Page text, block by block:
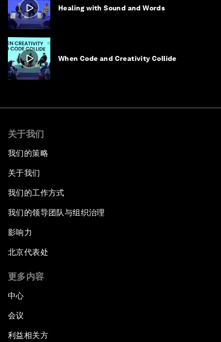
Healing with Sound and Words
When Code and Creativity Collide
关于我们
我们的策略
关于我们
我们的工作方式
我们的领导团队与组织治理
影响力
北京代表处
更多内容
中心
会议
利益相关方